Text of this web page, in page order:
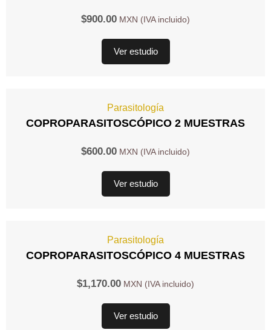
$900.00
Ver estudio
Parasitología
COPROPARASITOSCÓPICO 2 MUESTRAS
$600.00
Ver estudio
Parasitología
COPROPARASITOSCÓPICO 4 MUESTRAS
$1,170.00
Ver estudio